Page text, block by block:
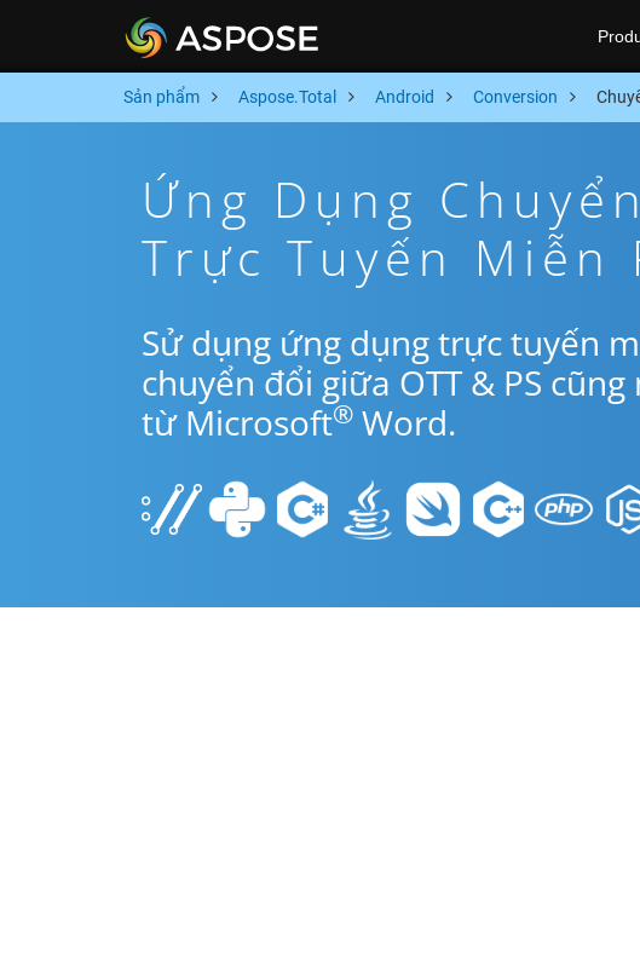
Sản phẩm Aspose.Total Android Conversion
Ứng Dụng
Trực Tuyến Miễn
Sử dụng ứng dụng trực tuyến
chuyển đổi giữa OTT & PS
từ Microsoft® Word.